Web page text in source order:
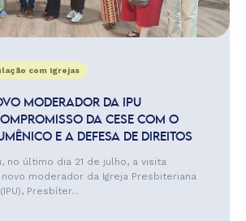
com Igrejas
MODERADOR DA IPU
DA CESE COM O
E A DEFESA DE DIREITOS
no último dia 21 de julho, a visita
moderador da Igreja Presbiteriana
Presbíter...